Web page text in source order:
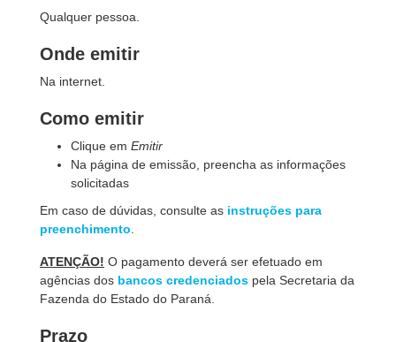
Qualquer pessoa.
Onde emitir
Na internet.
Como emitir
Clique em Emitir
Na página de emissão, preencha as informações
solicitadas
Em caso de dúvidas, consulte as instruções para
preenchimento
ATENÇÃO! O pagamento deverá ser efetuado em
agências dos bancos credenciados pela Secretaria da
Fazenda do Estado do Paraná.
Prazo